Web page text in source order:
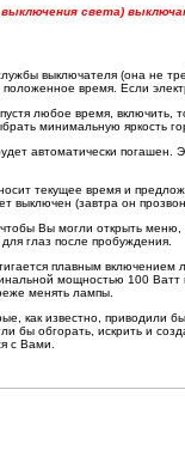
выключения света)
выключателя (она не
время. Если
любое время,
минимальную яркость
автоматически
текущее время и
(завтра он
Вы могли открыть
глаз после пробуждения.
плавным
мощностью 100
менять лампы.
как известно,
бы обгорать, искрить и
с Вами.